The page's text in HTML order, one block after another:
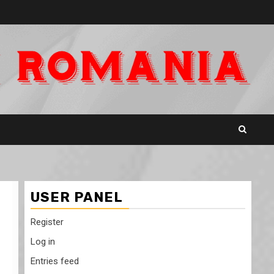
USER PANEL
Register
Log in
Entries feed